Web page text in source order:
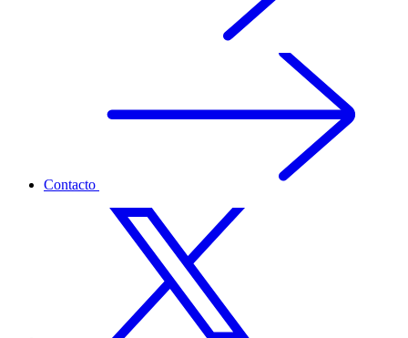
Contacto